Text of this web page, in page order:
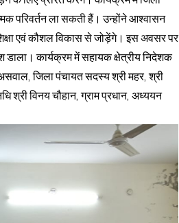
परिवर्तन ला सकती हैं। उन्होंने आश्वासन
एवं कौशल विकास से जोड़ेंगे। इस अवसर पर
डाला। कार्यक्रम में सहायक क्षेत्रीय निदेशक
जिला पंचायत सदस्य श्री महर, श्री
श्री विनय चौहान, ग्राम प्रधान, अध्ययन